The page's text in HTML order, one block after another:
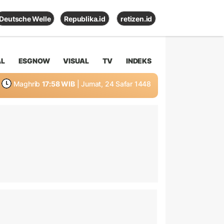
Deutsche Welle Republika.id retizen.id
ESGNOW VISUAL TV INDEKS
Maghrib 17:58 WIB | Jumat, 24 Safar 1448